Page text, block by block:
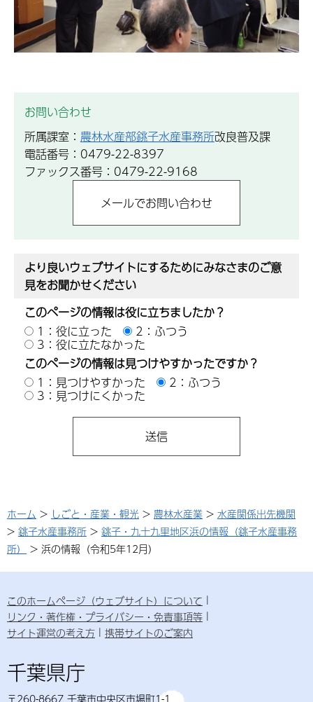
お問い合わせ
所属課室： 農林水産部銚子水産事務所改良普及課
電話番号：0479-22-8397
ファックス番号：0479-22-9168
より良いウェブサイトにするためにみなさまのご意
見をお聞かせください
このページの情報は役に立ちましたか？
1：役に立った
2：ふつう
3：役に立たなかった
このページの情報は見つけやすかったですか？
1：見つけやすかった
2：ふつう
3：見つけにくかった
ホーム > しごと・産業・観光 > 農林水産業 > 水産関係出先機関
> 銚子水産事務所 > 銚子・九十九里地区浜の情報（銚子水産事務
所）
> 浜の情報（令和5年12月）
このホームページ（ウェブサイト）について
リンク・著作権・プライバシー・免責事項等
サイト運営の考え方
携帯サイトのご案内
千葉県庁
〒260-8667 千葉市中央区市場町1-1